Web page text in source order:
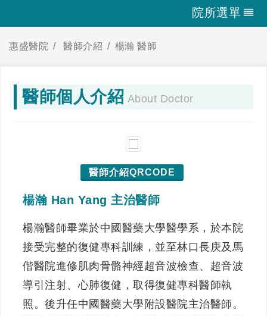
院所選單
惠盛醫院 醫師介紹 楊瀚 醫師
醫師個人介紹 About Doctor
醫師介紹QRCODE
楊瀚 Han Yang 主治醫師
楊瀚醫師畢業於中國醫藥大學醫學系，於本院
接受完整的復健專科訓練，並至林口長庚及馬
偕醫院進修肌肉骨骼神經超音波檢查、超音波
導引注射、心肺復健，取得復健專科醫師執
照。後升任中國醫藥大學附設醫院主治醫師。